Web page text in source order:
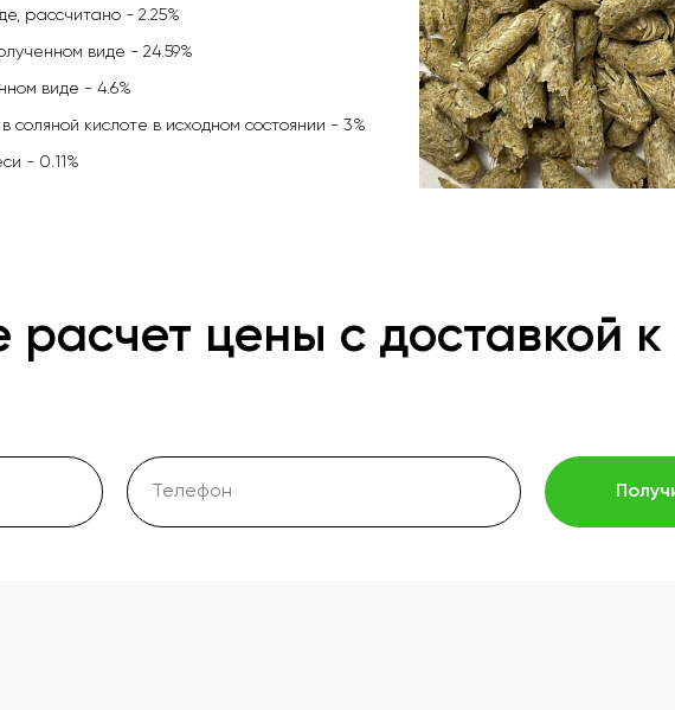
рассчитано - 2.25%
виде - 24.59%
виде - 4.6%
соляной кислоте в исходном состоянии - 3%
- 0.11%
расчет цены с доставкой